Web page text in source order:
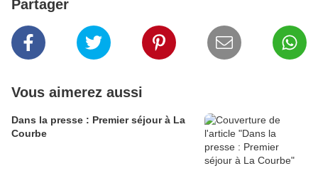
Partager
Vous aimerez aussi
Dans la presse : Premier séjour à La
Courbe